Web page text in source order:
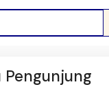
Pengunjung